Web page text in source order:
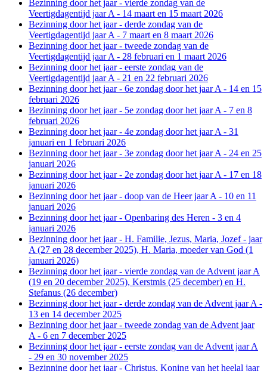
Bezinning door het jaar - vierde zondag van de
Veertigdagentijd jaar A - 14 maart en 15 maart 2026
Bezinning door het jaar - derde zondag van de
Veertigdagentijd jaar A - 7 maart en 8 maart 2026
Bezinning door het jaar - tweede zondag van de
Veertigdagentijd jaar A - 28 februari en 1 maart 2026
Bezinning door het jaar - eerste zondag van de
Veertigdagentijd jaar A - 21 en 22 februari 2026
Bezinning door het jaar - 6e zondag door het jaar A - 14 en 15
februari 2026
Bezinning door het jaar - 5e zondag door het jaar A - 7 en 8
februari 2026
Bezinning door het jaar - 4e zondag door het jaar A - 31
januari en 1 februari 2026
Bezinning door het jaar - 3e zondag door het jaar A - 24 en 25
januari 2026
Bezinning door het jaar - 2e zondag door het jaar A - 17 en 18
januari 2026
Bezinning door het jaar - doop van de Heer jaar A - 10 en 11
januari 2026
Bezinning door het jaar - Openbaring des Heren - 3 en 4
januari 2026
Bezinning door het jaar - H. Familie, Jezus, Maria, Jozef - jaar
A (27 en 28 december 2025), H. Maria, moeder van God (1
januari 2026)
Bezinning door het jaar - vierde zondag van de Advent jaar A
(19 en 20 december 2025), Kerstmis (25 december) en H.
Stefanus (26 december)
Bezinning door het jaar - derde zondag van de Advent jaar A -
13 en 14 december 2025
Bezinning door het jaar - tweede zondag van de Advent jaar
A - 6 en 7 december 2025
Bezinning door het jaar - eerste zondag van de Advent jaar A
- 29 en 30 november 2025
Bezinning door het jaar - Christus, Koning van het heelal jaar